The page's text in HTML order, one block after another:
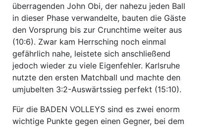
überragenden John Obi, der nahezu jeden Ball
in dieser Phase verwandelte, bauten die Gäste
den Vorsprung bis zur Crunchtime weiter aus
(10:6). Zwar kam Herrsching noch einmal
gefährlich nahe, leistete sich anschließend
jedoch wieder zu viele Eigenfehler. Karlsruhe
nutzte den ersten Matchball und machte den
umjubelten 3:2-Auswärtssieg perfekt (15:10).
Für die BADEN VOLLEYS sind es zwei enorm
wichtige Punkte gegen einen Gegner, bei dem